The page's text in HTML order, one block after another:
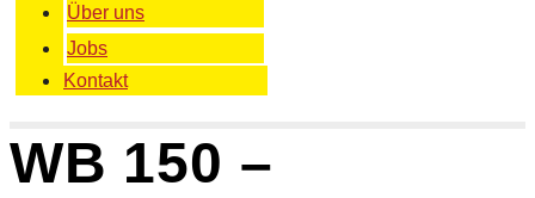
Über uns
Jobs
Kontakt
WB 150 –